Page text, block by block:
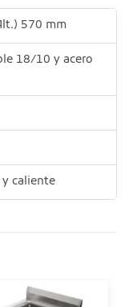
570 mm
18/10 y acero
y caliente